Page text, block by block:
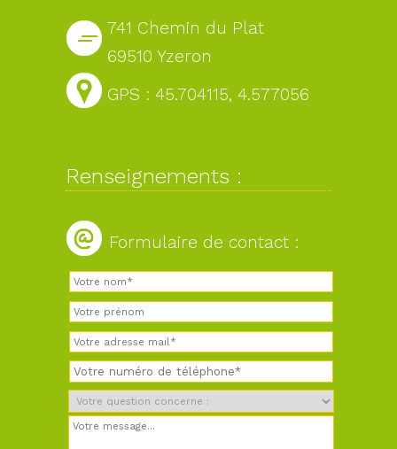
741 Chemin du Plat
69510 Yzeron
GPS : 45.704115, 4.577056
Renseignements :
Formulaire de contact :